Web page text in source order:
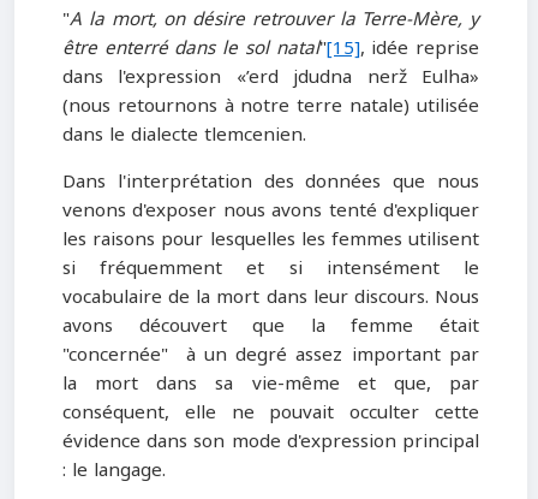
"A la mort, on désire retrouver la Terre-Mère, y
être enterré dans le sol natal"[15], idée reprise
dans l'expression «’erd jdudna nerž Eulha»
(nous retournons à notre terre natale) utilisée
dans le dialecte tlemcenien.
Dans l'interprétation des données que nous
venons d'exposer nous avons tenté d'expliquer
les raisons pour lesquelles les femmes utilisent
si fréquemment et si intensément le
vocabulaire de la mort dans leur discours. Nous
avons découvert que la femme était
"concernée" à un degré assez important par
la mort dans sa vie-même et que, par
conséquent, elle ne pouvait occulter cette
évidence dans son mode d'expression principal
: le langage.